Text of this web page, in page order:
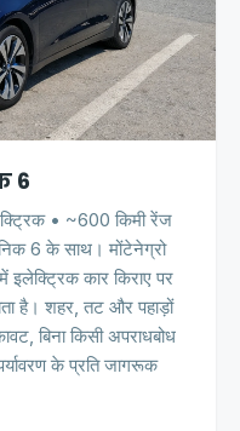
6
• ~600 किमी रेंज
6 के साथ। मोंटेनेग्रो
में इलेक्ट्रिक कार किराए पर
है। शहर, तट और पहाड़ों
बिना किसी अपराधबोध
के प्रति जागरूक